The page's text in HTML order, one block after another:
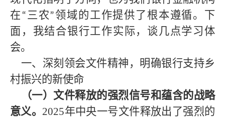
在 “三农”领域的工作提供了根本遵循。下
面，我结合银行工作实际，谈几点学习体
会。
一、深刻领会文件精神，明确银行支持乡
村振兴的新使命
（一）文件释放的强烈信号和蕴含的战略
意义。 2025年中央一号文件释放出了强烈的